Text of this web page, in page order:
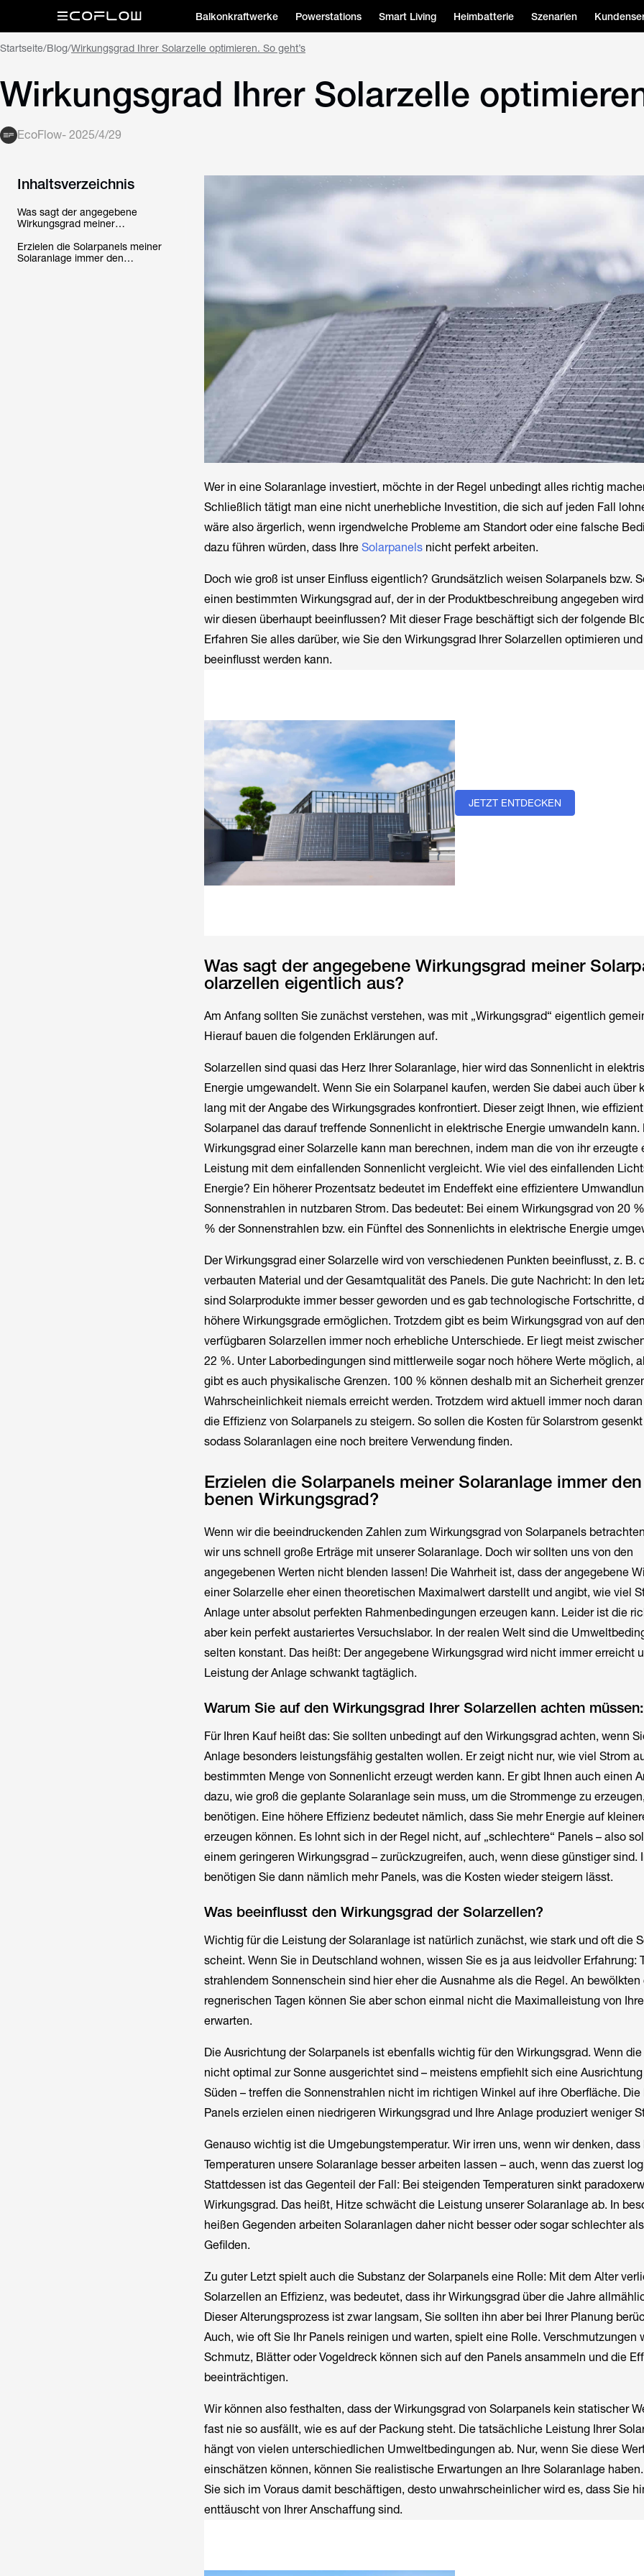
Balkonkraftwerke Powerstations Smart Living Heimbatterie Szenarien
Startseite/Blog/Wirkungsgrad Ihrer Solarzelle optimieren. So geht’s
Wirkungsgrad Ihrer Solarzelle
EcoFlow- 2025/4/29
Inhaltsverzeichnis
Was sagt der angegebene
Wirkungsgrad meiner
eigentlich aus?
Erzielen die Solarpanels meiner
Solaranlage immer den
Wer in eine Solaranlage investiert, möchte in der Regel unbedingt alles richtig
Schließlich tätigt man eine nicht unerhebliche Investition, die sich auf jeden Fall
wäre also ärgerlich, wenn irgendwelche Probleme am Standort oder eine falsche
dazu führen würden, dass IhreSolarpanelsnicht perfekt arbeiten.
Doch wie groß ist unser Einfluss eigentlich? Grundsätzlich weisen Solarpanels bzw.
einen bestimmten Wirkungsgrad auf, der in der Produktbeschreibung angegeben
wir diesen überhaupt beeinflussen? Mit dieser Frage beschäftigt sich der folgende
Erfahren Sie alles darüber, wie Sie den Wirkungsgrad Ihrer Solarzellen optimieren
beeinflusst werden kann.
JETZT ENTDECKEN
Was sagt der angegebene Wirkungsgrad meiner
olarzellen eigentlich aus?
Am Anfang sollten Sie zunächst verstehen, was mit „Wirkungsgrad“ eigentlich
Hierauf bauen die folgenden Erklärungen auf.
Solarzellen sind quasi das Herz Ihrer Solaranlage, hier wird das Sonnenlicht in
Energie umgewandelt. Wenn Sie ein Solarpanel kaufen, werden Sie dabei auch über
lang mit der Angabe des Wirkungsgrades konfrontiert. Dieser zeigt Ihnen, wie
Solarpanel das darauf treffende Sonnenlicht in elektrische Energie umwandeln kann.
Wirkungsgrad einer Solarzelle kann man berechnen, indem man die von ihr erzeugte
Leistung mit dem einfallenden Sonnenlicht vergleicht. Wie viel des einfallenden
Energie? Ein höherer Prozentsatz bedeutet im Endeffekt eine effizientere
Sonnenstrahlen in nutzbaren Strom. Das bedeutet: Bei einem Wirkungsgrad von 20
% der Sonnenstrahlen bzw. ein Fünftel des Sonnenlichts in elektrische Energie
Der Wirkungsgrad einer Solarzelle wird von verschiedenen Punkten beeinflusst, z. B.
verbauten Material und der Gesamtqualität des Panels. Die gute Nachricht: In den
sind Solarprodukte immer besser geworden und es gab technologische Fortschritte,
höhere Wirkungsgrade ermöglichen. Trotzdem gibt es beim Wirkungsgrad von auf
verfügbaren Solarzellen immer noch erhebliche Unterschiede. Er liegt meist
22 %. Unter Laborbedingungen sind mittlerweile sogar noch höhere Werte möglich,
gibt es auch physikalische Grenzen. 100 % können deshalb mit an Sicherheit
Wahrscheinlichkeit niemals erreicht werden. Trotzdem wird aktuell immer noch
die Effizienz von Solarpanels zu steigern. So sollen die Kosten für Solarstrom
sodass Solaranlagen eine noch breitere Verwendung finden.
Erzielen die Solarpanels meiner Solaranlage immer
benen Wirkungsgrad?
Wenn wir die beeindruckenden Zahlen zum Wirkungsgrad von Solarpanels
wir uns schnell große Erträge mit unserer Solaranlage. Doch wir sollten uns von den
angegebenen Werten nicht blenden lassen! Die Wahrheit ist, dass der angegebene
einer Solarzelle eher einen theoretischen Maximalwert darstellt und angibt, wie viel
Anlage unter absolut perfekten Rahmenbedingungen erzeugen kann. Leider ist die
aber kein perfekt austariertes Versuchslabor. In der realen Welt sind die
selten konstant. Das heißt: Der angegebene Wirkungsgrad wird nicht immer erreicht
Leistung der Anlage schwankt tagtäglich.
Warum Sie auf den Wirkungsgrad Ihrer Solarzellen achten müssen:
Für Ihren Kauf heißt das: Sie sollten unbedingt auf den Wirkungsgrad achten, wenn
Anlage besonders leistungsfähig gestalten wollen. Er zeigt nicht nur, wie viel Strom
bestimmten Menge von Sonnenlicht erzeugt werden kann. Er gibt Ihnen auch einen
dazu, wie groß die geplante Solaranlage sein muss, um die Strommenge zu
benötigen. Eine höhere Effizienz bedeutet nämlich, dass Sie mehr Energie auf
erzeugen können. Es lohnt sich in der Regel nicht, auf „schlechtere“ Panels – also
einem geringeren Wirkungsgrad – zurückzugreifen, auch, wenn diese günstiger sind.
benötigen Sie dann nämlich mehr Panels, was die Kosten wieder steigern lässt.
Was beeinflusst den Wirkungsgrad der Solarzellen?
Wichtig für die Leistung der Solaranlage ist natürlich zunächst, wie stark und oft die
scheint. Wenn Sie in Deutschland wohnen, wissen Sie es ja aus leidvoller Erfahrung:
strahlendem Sonnenschein sind hier eher die Ausnahme als die Regel. An bewölkten
regnerischen Tagen können Sie aber schon einmal nicht die Maximalleistung von
erwarten.
Die Ausrichtung der Solarpanels ist ebenfalls wichtig für den Wirkungsgrad. Wenn
nicht optimal zur Sonne ausgerichtet sind – meistens empfiehlt sich eine
Süden – treffen die Sonnenstrahlen nicht im richtigen Winkel auf ihre Oberfläche. Die
Panels erzielen einen niedrigeren Wirkungsgrad und Ihre Anlage produziert weniger
Genauso wichtig ist die Umgebungstemperatur. Wir irren uns, wenn wir denken, dass
Temperaturen unsere Solaranlage besser arbeiten lassen – auch, wenn das zuerst
Stattdessen ist das Gegenteil der Fall: Bei steigenden Temperaturen sinkt
Wirkungsgrad. Das heißt, Hitze schwächt die Leistung unserer Solaranlage ab. In
heißen Gegenden arbeiten Solaranlagen daher nicht besser oder sogar schlechter
Gefilden.
Zu guter Letzt spielt auch die Substanz der Solarpanels eine Rolle: Mit dem Alter
Solarzellen an Effizienz, was bedeutet, dass ihr Wirkungsgrad über die Jahre
Dieser Alterungsprozess ist zwar langsam, Sie sollten ihn aber bei Ihrer Planung
Auch, wie oft Sie Ihr Panels reinigen und warten, spielt eine Rolle. Verschmutzungen
Schmutz, Blätter oder Vogeldreck können sich auf den Panels ansammeln und die
beeinträchtigen.
Wir können also festhalten, dass der Wirkungsgrad von Solarpanels kein statischer
fast nie so ausfällt, wie es auf der Packung steht. Die tatsächliche Leistung Ihrer
hängt von vielen unterschiedlichen Umweltbedingungen ab. Nur, wenn Sie diese
einschätzen können, können Sie realistische Erwartungen an Ihre Solaranlage
Sie sich im Voraus damit beschäftigen, desto unwahrscheinlicher wird es, dass Sie
enttäuscht von Ihrer Anschaffung sind.